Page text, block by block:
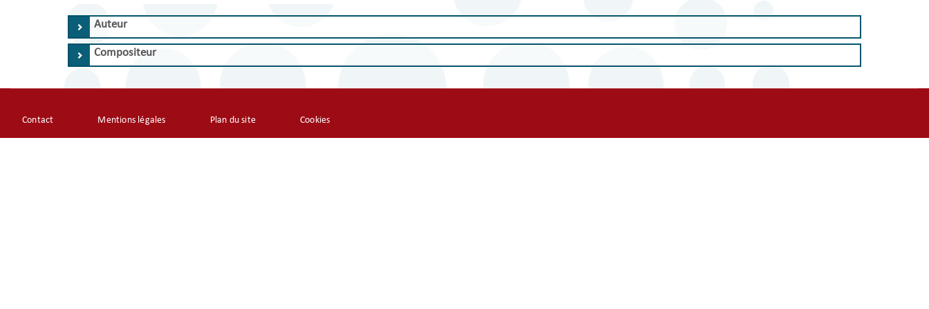
Auteur
Compositeur
Footer
Contact Mentions légales Plan du site Cookies